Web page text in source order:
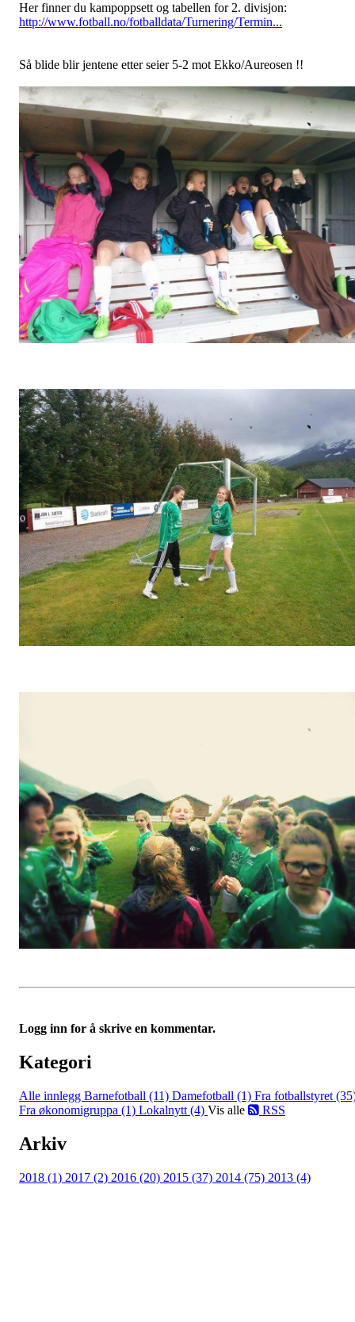
Her finner du kampoppsett og tabellen for 2. divisjon:
http://www.fotball.no/fotballdata/Turnering/Termin...
Så blide blir jentene etter seier 5-2 mot Ekko/Aureosen !!
Logg inn for å skrive en kommentar.
Kategori
Alle innlegg Barnefotball (11) Damefotball (1) Fra fotballstyret
Fra økonomigruppa (1) Lokalnytt (4) Vis alle RSS
Arkiv
2018 (1) 2017 (2) 2016 (20) 2015 (37) 2014 (75) 2013 (4)